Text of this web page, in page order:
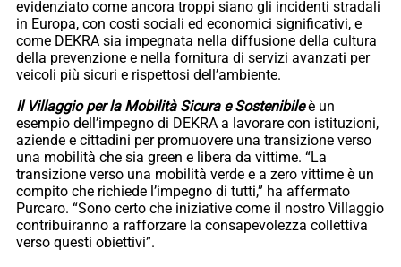
evidenziato come ancora troppi siano gli incidenti stradali
in Europa, con costi sociali ed economici significativi, e
come DEKRA sia impegnata nella diffusione della cultura
della prevenzione e nella fornitura di servizi avanzati per
veicoli più sicuri e rispettosi dell’ambiente.
Il Villaggio per la Mobilità Sicura e Sostenibileè un
esempio dell’impegno di DEKRA a lavorare con istituzioni,
aziende e cittadini per promuovere una transizione verso
una mobilità che sia green e libera da vittime. “La
transizione verso una mobilità verde e a zero vittime è un
compito che richiede l’impegno di tutti,” ha affermato
Purcaro. “Sono certo che iniziative come il nostro Villaggio
contribuiranno a rafforzare la consapevolezza collettiva
verso questi obiettivi”.